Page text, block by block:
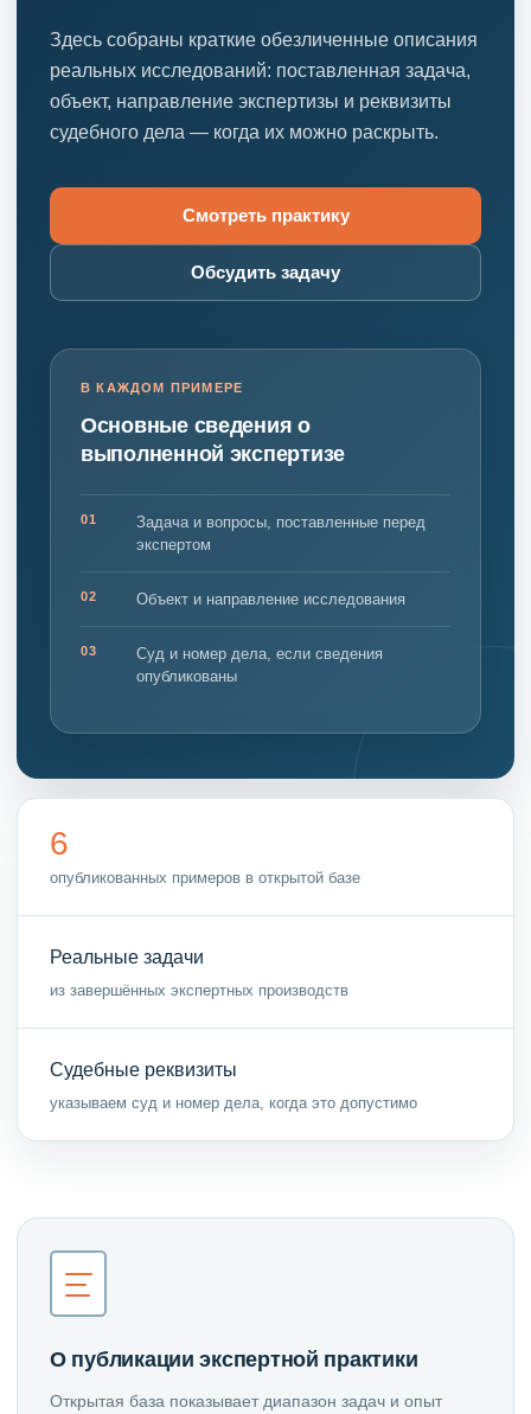
Здесь собраны краткие обезличенные описания
реальных исследований: поставленная задача,
объект, направление экспертизы и реквизиты
судебного дела — когда их можно раскрыть.
Смотреть практику
Обсудить задачу
В КАЖДОМ ПРИМЕРЕ
Основные сведения о
выполненной экспертизе
01
Задача и вопросы, поставленные перед
экспертом
02 Объект и направление исследования
03
Суд и номер дела, если сведения
опубликованы
6
опубликованных примеров в открытой базе
Реальные задачи
из завершённых экспертных производств
Судебные реквизиты
указываем суд и номер дела, когда это допустимо
О публикации экспертной практики
Открытая база показывает диапазон задач и опыт